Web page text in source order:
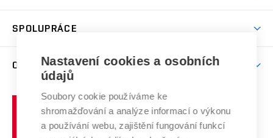
Celoživotní vzdělávání
E-přihláška
Harmonogram akademického roku
Závěrečné práce
Doktorské studium
Zpracování osobních údajů studentů
Sociální bezpečí
Studium bez bariér
Podpora podnikání
Mezinárodní vědecká rada
Systém zajišťování kvality výzkumu
Výzkumné infrastruktury
Transfer znalostí
SPOLUPRÁCE
Firemní spolupráce
Zahraniční spolupráce
Spolupráce se školami
O UNIVERZITĚ
Profil univerzity
Udržitelná univerzita
Podnikavá univerzita / ContriBUTe
učení
technické
Nastavení cookies a osobních
údajů
Soubory cookie používáme ke
shromažďování a analýze informací o výkonu
a používání webu, zajištění fungování funkcí